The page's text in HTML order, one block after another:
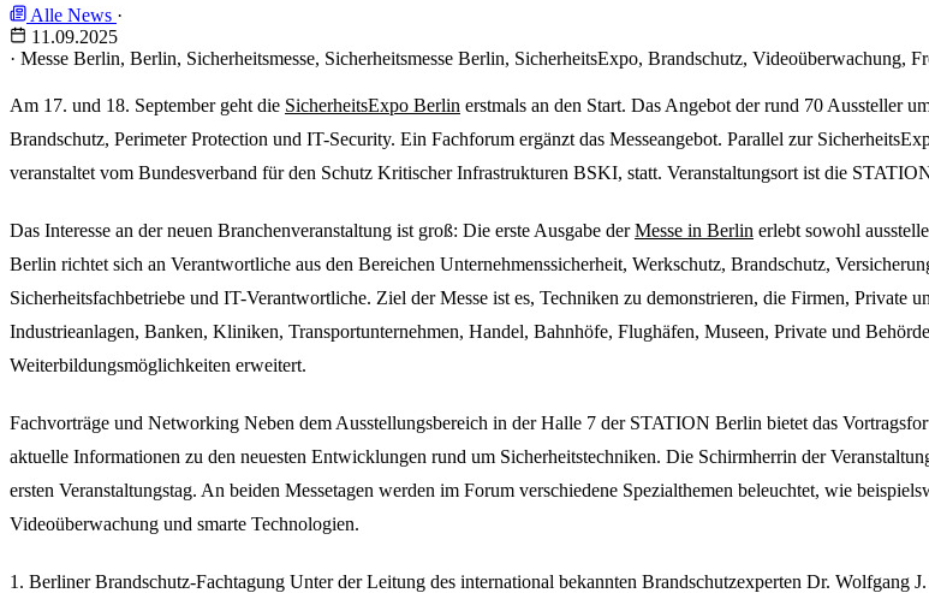
Alle News ·
11.09.2025
· Messe Berlin, Berlin, Sicherheitsmesse, Sicherheitsmesse Berlin, SicherheitsExpo, Brandschutz, Videoüberwachung,
Am 17. und 18. September geht die SicherheitsExpo Berlin erstmals an den Start. Das Angebot der rund 70 Aussteller
Brandschutz, Perimeter Protection und IT-Security. Ein Fachforum ergänzt das Messeangebot. Parallel zur
veranstaltet vom Bundesverband für den Schutz Kritischer Infrastrukturen BSKI, statt. Veranstaltungsort ist die
Das Interesse an der neuen Branchenveranstaltung ist groß: Die erste Ausgabe derMesse in Berlin erlebt sowohl
Berlin richtet sich an Verantwortliche aus den Bereichen Unternehmenssicherheit, Werkschutz, Brandschutz,
Sicherheitsfachbetriebe und IT-Verantwortliche. Ziel der Messe ist es, Techniken zu demonstrieren, die Firmen,
Industrieanlagen, Banken, Kliniken, Transportunternehmen, Handel, Bahnhöfe, Flughäfen, Museen, Private und
Weiterbildungsmöglichkeiten erweitert.
Fachvorträge und Networking Neben dem Ausstellungsbereich in der Halle 7 der STATION Berlin bietet das
aktuelle Informationen zu den neuesten Entwicklungen rund um Sicherheitstechniken. Die Schirmherrin der
ersten Veranstaltungstag. An beiden Messetagen werden im Forum verschiedene Spezialthemen beleuchtet, wie
Videoüberwachung und smarte Technologien.
1. Berliner Brandschutz-Fachtagung Unter der Leitung des international bekannten Brandschutzexperten Dr.